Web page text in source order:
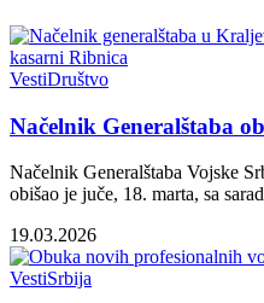
VestiDruštvo
Načelnik Generalštaba
Načelnik Generalštaba Vojske
obišao je juče, 18. marta, sa
19.03.2026
VestiSrbija